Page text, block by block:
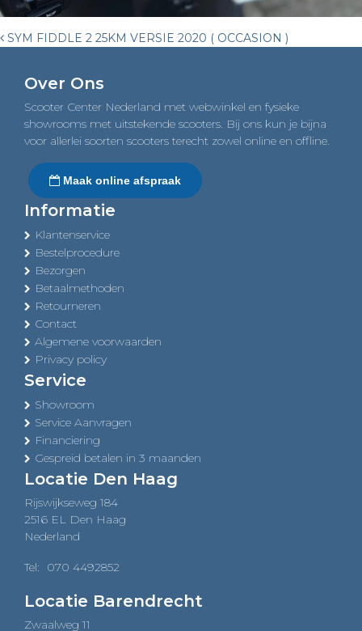
Post
navigation
SYM FIDDLE 2 25KM VERSIE 2020 ( OCCASION )
Over Ons
Scooter Center Nederland met webwinkel en fysieke
showrooms met uitstekende scooters. Bij ons kun je bijna
voor allerlei soorten scooters terecht zowel online en offline.
Maak online afspraak
Informatie
Klantenservice
Bestelprocedure
Bezorgen
Betaalmethoden
Retourneren
Contact
Algemene voorwaarden
Privacy policy
Service
Showroom
Service Aanvragen
Financiering
Gespreid betalen in 3 maanden
Locatie Den Haag
Rijswijkseweg 184
2516 EL Den Haag
Nederland
Tel: 070 4492852
Locatie Barendrecht
Zwaalweg 11